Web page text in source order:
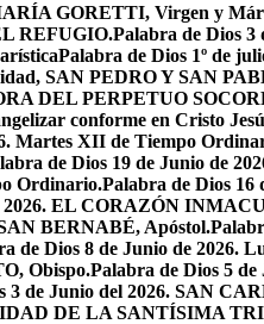
GORETTI, Virgen y
REFUGIO.Palabra de Dios 3
Palabra de Dios 1º de
SAN PEDRO Y SAN
DEL PERPETUO
conforme en Cristo
Martes XII de Tiempo
de Dios 19 de Junio de
Ordinario.Palabra de Dios 16
2026. EL CORAZÓN
BERNABÉ, Apóstol.
de Dios 8 de Junio de 2026.
Obispo.Palabra de Dios 5
3 de Junio del 2026. SAN
DE LA SANTÍSIMA